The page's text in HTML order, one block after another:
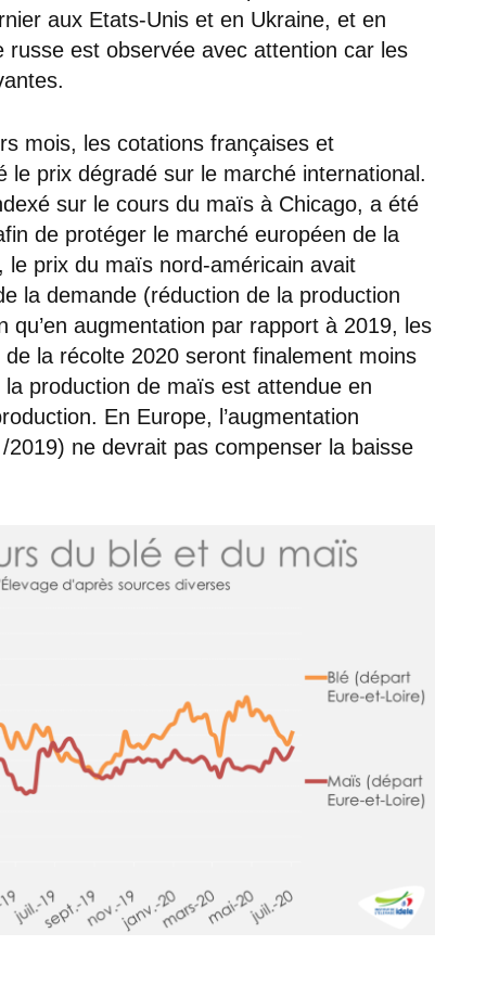
aux Etats-Unis et en Ukraine, et en
est observée avec attention car les
mois, les cotations françaises et
prix dégradé sur le marché international.
sur le cours du maïs à Chicago, a été
de protéger le marché européen de la
prix du maïs nord-américain avait
la demande (réduction de la production
qu’en augmentation par rapport à 2019, les
la récolte 2020 seront finalement moins
production de maïs est attendue en
En Europe, l’augmentation
ne devrait pas compenser la baisse